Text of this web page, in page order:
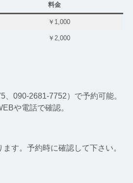
料金
￥1,000
￥2,000
、090-2681-7752）で予約可能。
や電話で確認。
す。予約時に確認して下さい。